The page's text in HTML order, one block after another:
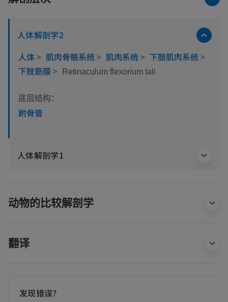
人体解剖学2
人体> 肌肉骨骼系统> 肌肉系统> 下肢肌肉系统>
下肢筋膜> Retinaculum flexorium tali
底层结构：
跗骨管
人体解剖学1
动物的比较解剖学
翻译
发现错误？